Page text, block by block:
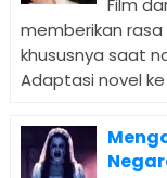
Film
memberikan
khususnya saat
Adaptasi novel ke